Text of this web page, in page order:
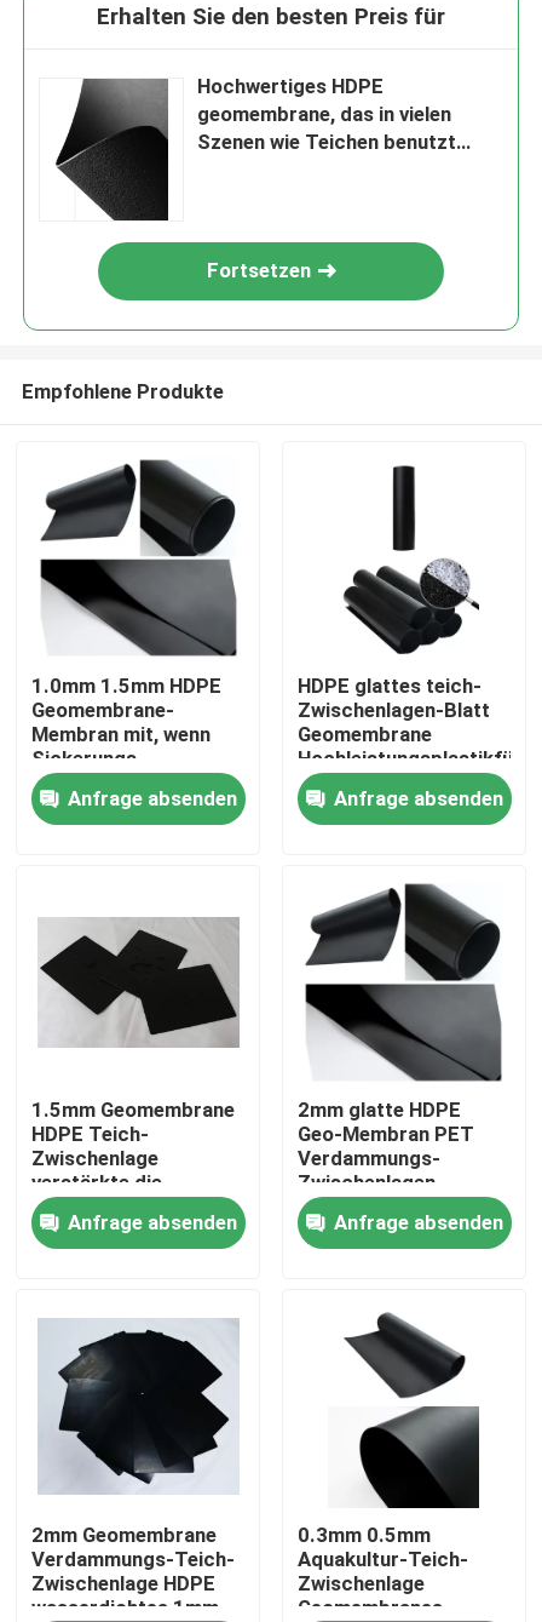
Nach Hause
Über uns
Produkte
Videos
Geosynthetic-Membran
Geosynthetic-Verstärkungsgitter
HDPE Geocell
Geofabric-Sandsäcke
Erhalten Sie den besten Preis für
Hochwertiges HDPE
geomembrane, das in vielen
Szenen wie Teichen benutzt
Fortsetzen
Empfohlene Produkte
1.0mm 1.5mm HDPE
Geomembrane-
Membran mit, wenn
Sickerungs-
Verhinderung
angebunden wird
Anfrage absenden
HDPE glattes teich-
Zwischenlagen-Blatt
Geomembrane
Hochleistungsplastikfür
Bergbau
Anfrage absenden
1.5mm Geomembrane
HDPE Teich-
Zwischenlage
verstärkte die
Polyäthylen-
Kunststoff-Folie
Anfrage absenden
2mm glatte HDPE
Geo-Membran PET
Verdammungs-
Zwischenlagen-
Abwasser-Landschaft
Anfrage absenden
2mm Geomembrane
Verdammungs-Teich-
Zwischenlage HDPE
wasserdichtes 1mm
0.3mm 0.5mm
Aquakultur-Teich-
Zwischenlage
Geomembranes-